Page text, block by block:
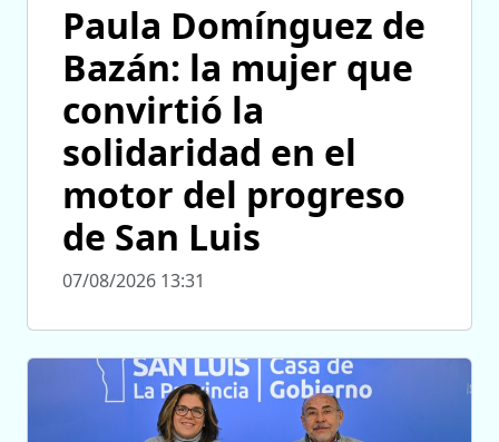
Paula Domínguez de
Bazán: la mujer que
convirtió la
solidaridad en el
motor del progreso
de San Luis
07/08/2026 13:31